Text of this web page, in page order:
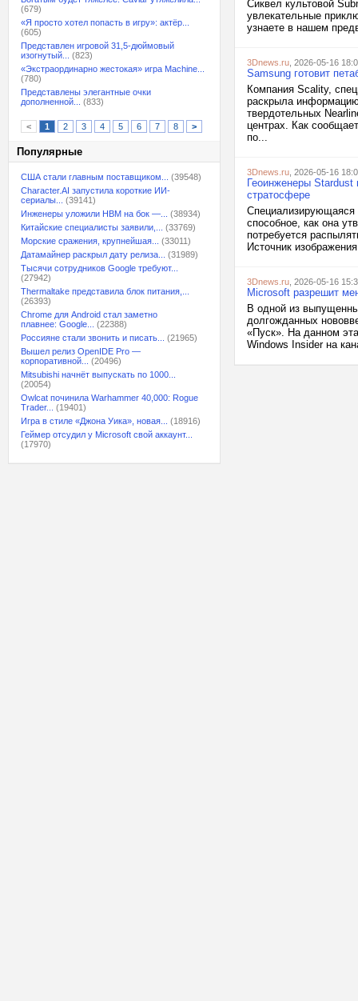
(679)
«Я просто хотел попасть в игру»: актёр...
(605)
Представлен игровой 31,5-дюймовый
изогнутый...
(823)
«Экстраординарно жестокая» игра Machine...
(780)
Представлены элегантные очки
дополненной...
(833)
< 1 2 3 4 5 6 7 8 >
Популярные
США стали главным поставщиком...
(39548)
Character.AI запустила короткие ИИ-
сериалы...
(39141)
Инженеры уложили HBM на бок —...
(38934)
Китайские специалисты заявили,...
(33769)
Морские сражения, крупнейшая...
(33011)
Датамайнер раскрыл дату релиза...
(31989)
Тысячи сотрудников Google требуют...
(27942)
Thermaltake представила блок питания,...
(26393)
Chrome для Android стал заметно
плавнее: Google...
(22388)
Россияне стали звонить и писать...
(21965)
Вышел релиз OpenIDE Pro —
корпоративной...
(20496)
Mitsubishi начнёт выпускать по 1000...
(20054)
Owlcat починила Warhammer 40,000: Rogue
Trader...
(19401)
Игра в стиле «Джона Уика», новая...
(18916)
Геймер отсудил у Microsoft свой аккаунт...
(17970)
Сиквел культовой
увлекательные
узнаете в нашем
3Dnews.ru , 2026-05-16
Samsung готовит
Компания Scality,
раскрыла информацию
твердотельных
центрах. Как
по...
3Dnews.ru , 2026-05-16
Геоинженеры
стратосфере
Специализирующаяся
способное, как она
потребуется
Источник
3Dnews.ru , 2026-05-16
Microsoft разрешит
В одной из
долгожданных
«Пуск». На данном
Windows Insider на